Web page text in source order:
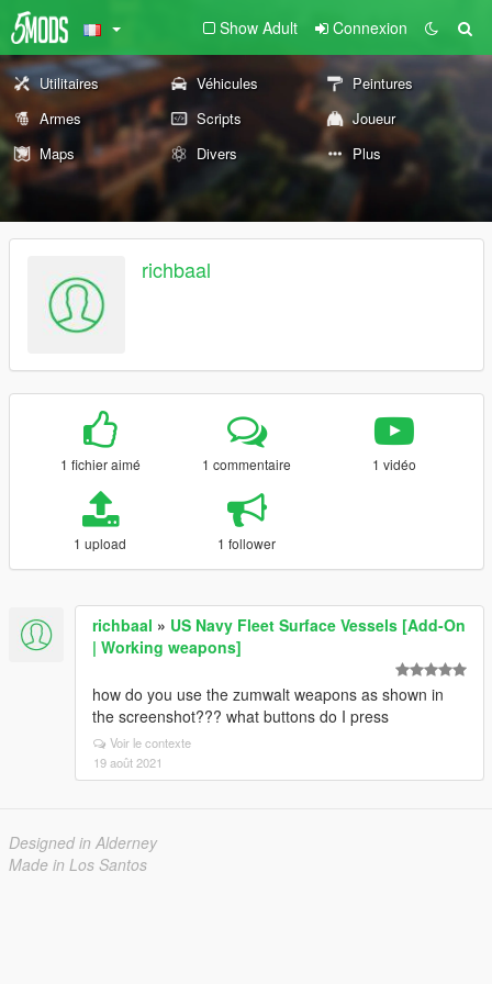
Show Adult Connexion
Utilitaires Véhicules
Peintures
Armes
Scripts
Joueur
Maps
Divers Plus
richbaal
1 fichier aimé 1 commentaire 1 vidéo
1 upload 1 follower
richbaal » US Navy Fleet Surface Vessels [Add-On
| Working weapons]
how do you use the zumwalt weapons as shown in
the screenshot??? what buttons do I press
Voir le contexte
19 août 2021
Designed in Alderney
Made in Los Santos